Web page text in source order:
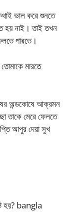
ভাল করে শুনতে
হয় নাই। তাই তখন
পারতে।
মারতে
অন্ডকোষে আক্রমন
তাকে মেরে ফেলতে
আপুর দেয়া সুখ
হয়? bangla